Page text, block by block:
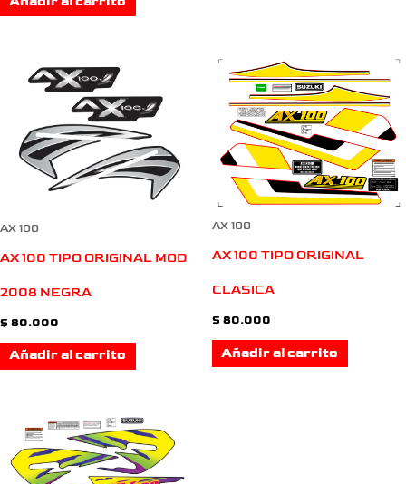
AX 100
AX 100 TIPO ORIGINAL MOD
2008 NEGRA
$ 80.000
Añadir al carrito
AX 100
AX 100 TIPO ORIGINAL
CLASICA
$ 80.000
Añadir al carrito